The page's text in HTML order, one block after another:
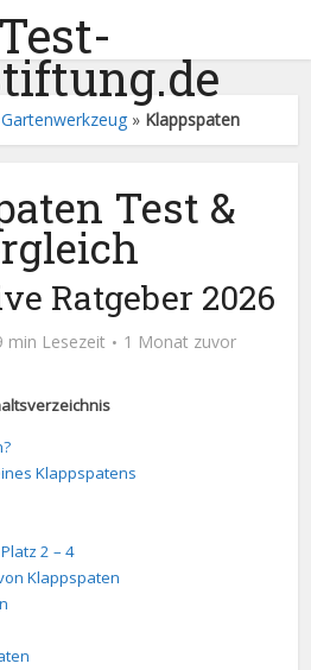
Gartenwerkzeug » Klappspaten
Test &
Ratgeber 2026
min Lesezeit 1 Monat zuvor
Klappspatens
2 – 4
Klappspaten